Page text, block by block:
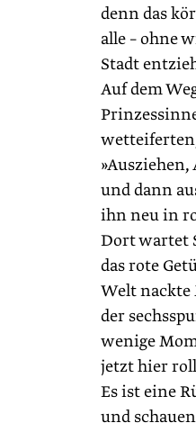
denn das
alle – ohne
Stadt
Auf dem
und dann
ihn neu in
Dort wartet
das rote
Welt nackte
der
wenige
jetzt hier
Es ist eine
und